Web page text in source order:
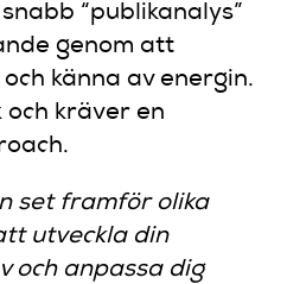
“publikanalys”
genom att
känna av energin.
och kräver en
set framför olika
utveckla din
och anpassa dig